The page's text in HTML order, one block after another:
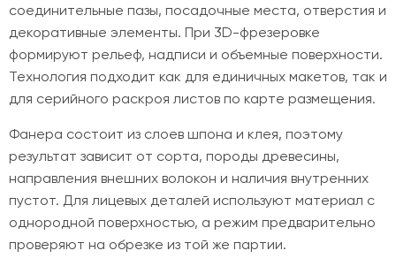
соединительные пазы, посадочные места, отверстия и
декоративные элементы. При 3D-фрезеровке
формируют рельеф, надписи и объемные поверхности.
Технология подходит как для единичных макетов, так и
для серийного раскроя листов по карте размещения.
Фанера состоит из слоев шпона и клея, поэтому
результат зависит от сорта, породы древесины,
направления внешних волокон и наличия внутренних
пустот. Для лицевых деталей используют материал с
однородной поверхностью, а режим предварительно
проверяют на обрезке из той же партии.